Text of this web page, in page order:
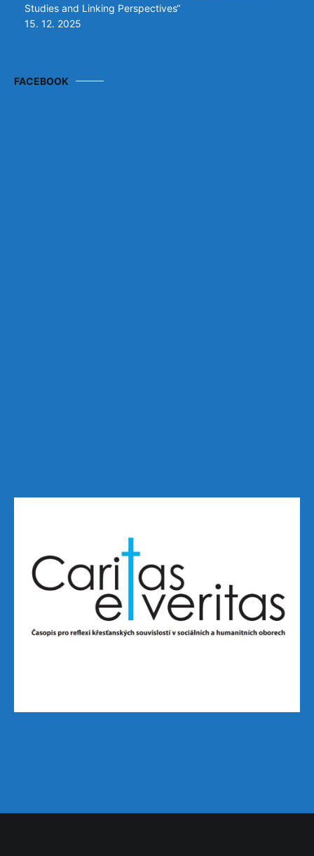
Studies and Linking Perspectives“
15. 12. 2025
FACEBOOK